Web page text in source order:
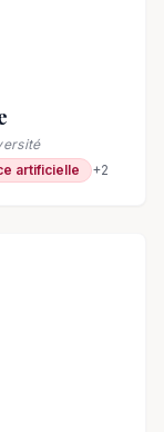
artificielle +2